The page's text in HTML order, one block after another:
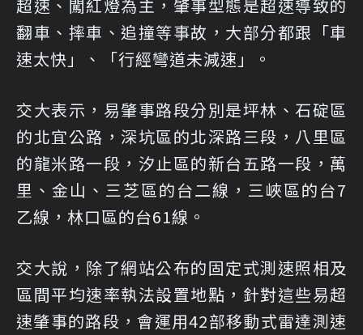
超速、闖紅燈為主，肇事型態是超速導致的
翻車、摔車、追撞等事故，大部分都跟「車
速太快」、「行經彎道未減速」。
交大表示，易肇事路段分別是坪林、石碇區
的北宜公路，深坑區的北深路三段，八里區
的龍米路一段，汐止區的新台五路一段，萬
里、金山、三芝區的台二線，三峽區的台7
乙線，林口區的台61線。
交大說，除了網站公布的固定式測速照相及
區間平均速率執法設置地點，針對這些易超
速肇事的路段，會運用42部移動式雷達測速